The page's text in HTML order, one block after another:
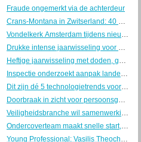
Fraude ongemerkt via de achterdeur
Crans-Montana in Zwitserland: 40 doden en 115 gewonden na uitslaande brand in bar
Vondelkerk Amsterdam tijdens nieuwjaarsnacht zwaar beschadigd door grote brand.
Drukke intense jaarwisseling voor de brandweer
Heftige jaarwisseling met doden, geweld en maximale politie-inzet
Inspectie onderzoekt aanpak landelijke crises door Rijk en veiligheidsregio’s
Dit zijn dé 5 technologietrends voor de beveiligingssector in 2026
Doorbraak in zicht voor persoonsgebonden beveiligingspas
Veiligheidsbranche wil samenwerking met politie op agenda Kamerdebat
Ondercoverteam maakt snelle start, maar kampt met groeipijn
Young Professional: Vasilis Theocharis